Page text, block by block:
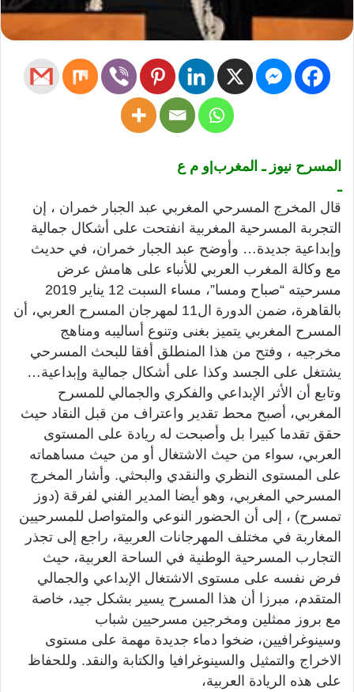
المسرح نيوز ـ المغرب|و م ع
ـ
قال المخرج المسرحي المغربي عبد الجبار خمران ، إن
التجربة المسرحية المغربية انفتحت على أشكال جمالية
وإبداعية جديدة… وأوضح عبد الجبار خمران، في حديث
مع وكالة المغرب العربي للأنباء على هامش عرض
مسرحيته “صباح ومسا”، مساء السبت 12 يناير 2019
بالقاهرة، ضمن الدورة ال11 لمهرجان المسرح العربي، أن
المسرح المغربي يتميز بغنى وتنوع أساليبه ومناهج
مخرجيه ، وفتح من هذا المنطلق أفقا للبحث المسرحي
يشتغل على الجسد وكذا على أشكال جمالية وإبداعية…
وتابع أن الأثر الإبداعي والفكري والجمالي للمسرح
المغربي، أصبح محط تقدير واعتراف من قبل النقاد حيث
حقق تقدما كبيرا بل وأصبحت له ريادة على المستوى
العربي، سواء من حيث الاشتغال أو من حيث مساهماته
على المستوى النظري والنقدي والبحثي. وأشار المخرج
المسرحي المغربي، وهو أيضا المدير الفني لفرقة (دوز
تمسرح) ، إلى أن الحضور النوعي والمتواصل للمسرحيين
المغاربة في مختلف المهرجانات العربية، راجع إلى تجذر
التجارب المسرحية الوطنية في الساحة العربية، حيث
فرض نفسه على مستوى الاشتغال الإبداعي والجمالي
المتقدم، مبرزا أن هذا المسرح يسير بشكل جيد، خاصة
مع بروز ممثلين ومخرجين مسرحيين شباب
وسينوغرافيين، ضخوا دماء جديدة مهمة على مستوى
الاخراج والتمثيل والسينوغرافيا والكتابة والنقد. وللحفاظ
على هذه الريادة العربية،